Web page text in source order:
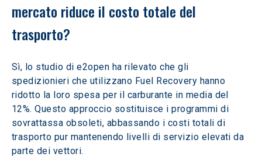
mercato riduce il costo totale del
trasporto?
Sì, lo studio di e2open ha rilevato che gli
spedizionieri che utilizzano Fuel Recovery hanno
ridotto la loro spesa per il carburante in media del
12%. Questo approccio sostituisce i programmi di
sovrattassa obsoleti, abbassando i costi totali di
trasporto pur mantenendo livelli di servizio elevati da
parte dei vettori.